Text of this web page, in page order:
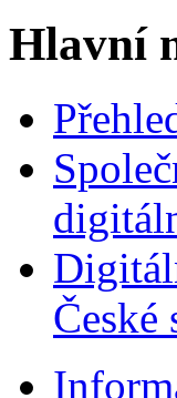
Hlavní
České